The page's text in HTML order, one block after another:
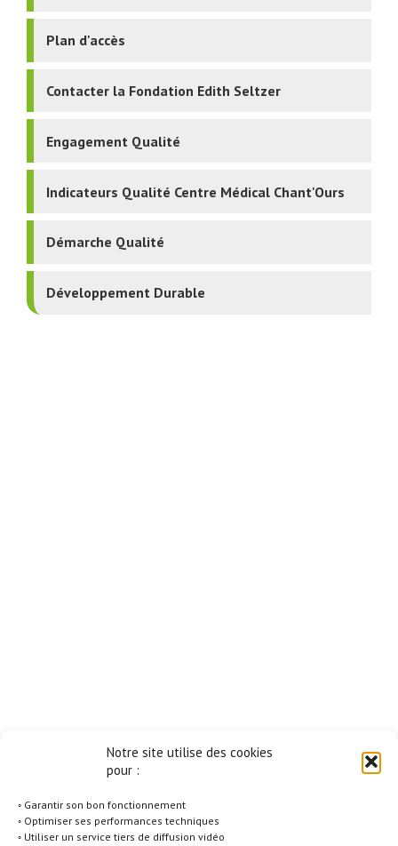
Notre site utilise des cookies
pour :
◦ Garantir son bon fonctionnement
◦ Optimiser ses performances techniques
◦ Utiliser un service tiers de diffusion vidéo
Plan d'accès
Contacter la Fondation Edith Seltzer
Engagement Qualité
Indicateurs Qualité Centre Médical Chant'Ours
Démarche Qualité
Développement Durable